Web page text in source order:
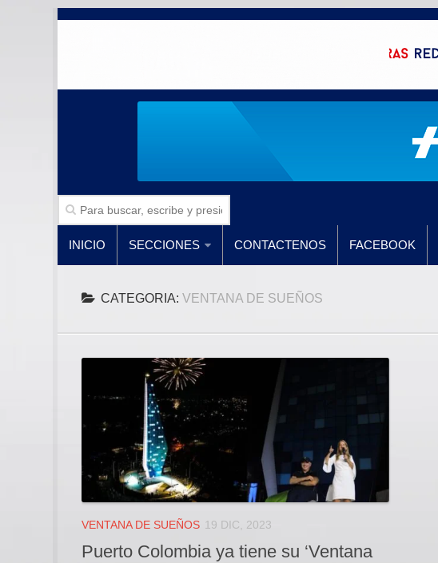
INICIO SECCIONES CONTACTENOS FACEBOOK
CATEGORIA: VENTANA DE SUEÑOS
VENTANA DE SUEÑOS 19 DIC, 2023
Puerto Colombia ya tiene su ‘Ventana